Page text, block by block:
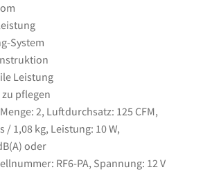
System
Leistung
pflegen
2, Luftdurchsatz: 125 CFM,
/ 1,08 kg, Leistung: 10 W,
oder
RF6-PA, Spannung: 12 V